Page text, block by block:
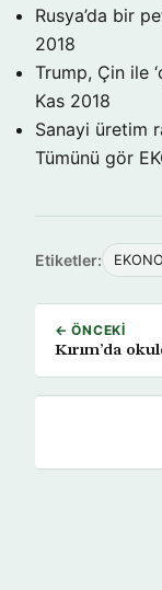
Rusya’da bir
2018
Trump, Çin ile
Kas 2018
Sanayi üretim
Tümünü gör
Etiketler:
← ÖNCEKI
Kırım’da